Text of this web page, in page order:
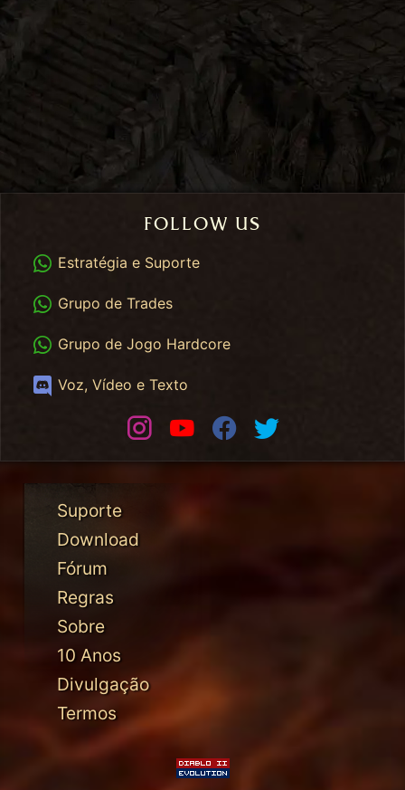
FOLLOW US
WhatsApp
Estratégia e Suporte
WhatsApp Trades
Grupo de Trades
WhatsApp HC
Grupo de Jogo Hardcore
Discord
Voz, Vídeo e Texto
InstagramYoutubeFacebook
Suporte
Download
Fórum
Regras
Sobre
10 Anos
Divulgação
Termos